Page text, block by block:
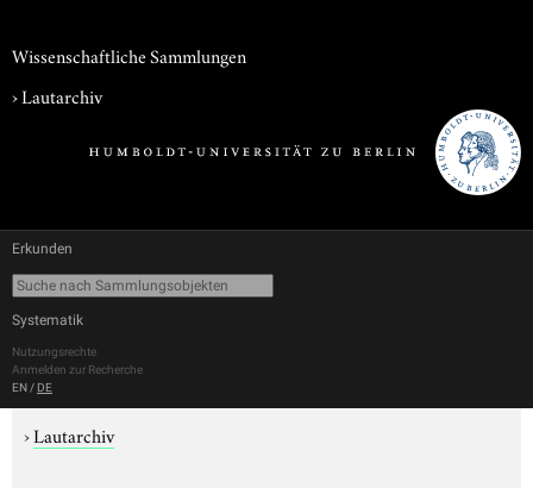
Wissenschaftliche Sammlungen
›Lautarchiv
Erkunden
Systematik
Nutzungsrechte
Anmelden zur Recherche
EN / DE
›Lautarchiv